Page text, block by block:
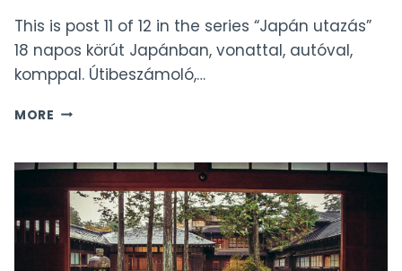
This is post 11 of 12 in the series “Japán utazás”
18 napos körút Japánban, vonattal, autóval,
komppal. Útibeszámoló,…
MORE KOBE
TESZT
@
GINZA
GYU-
AN,
TOKIÓ